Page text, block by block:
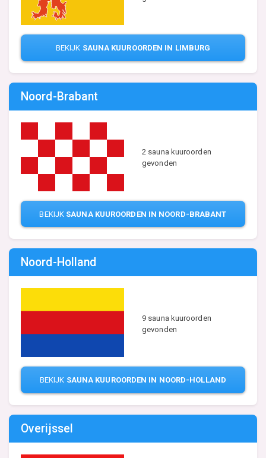
BEKIJK SAUNA KUUROORDEN IN LIMBURG
Noord-Brabant
2 sauna kuuroorden
gevonden
BEKIJK SAUNA KUUROORDEN IN NOORD-BRABANT
Noord-Holland
9 sauna kuuroorden
gevonden
BEKIJK SAUNA KUUROORDEN IN NOORD-HOLLAND
Overijssel